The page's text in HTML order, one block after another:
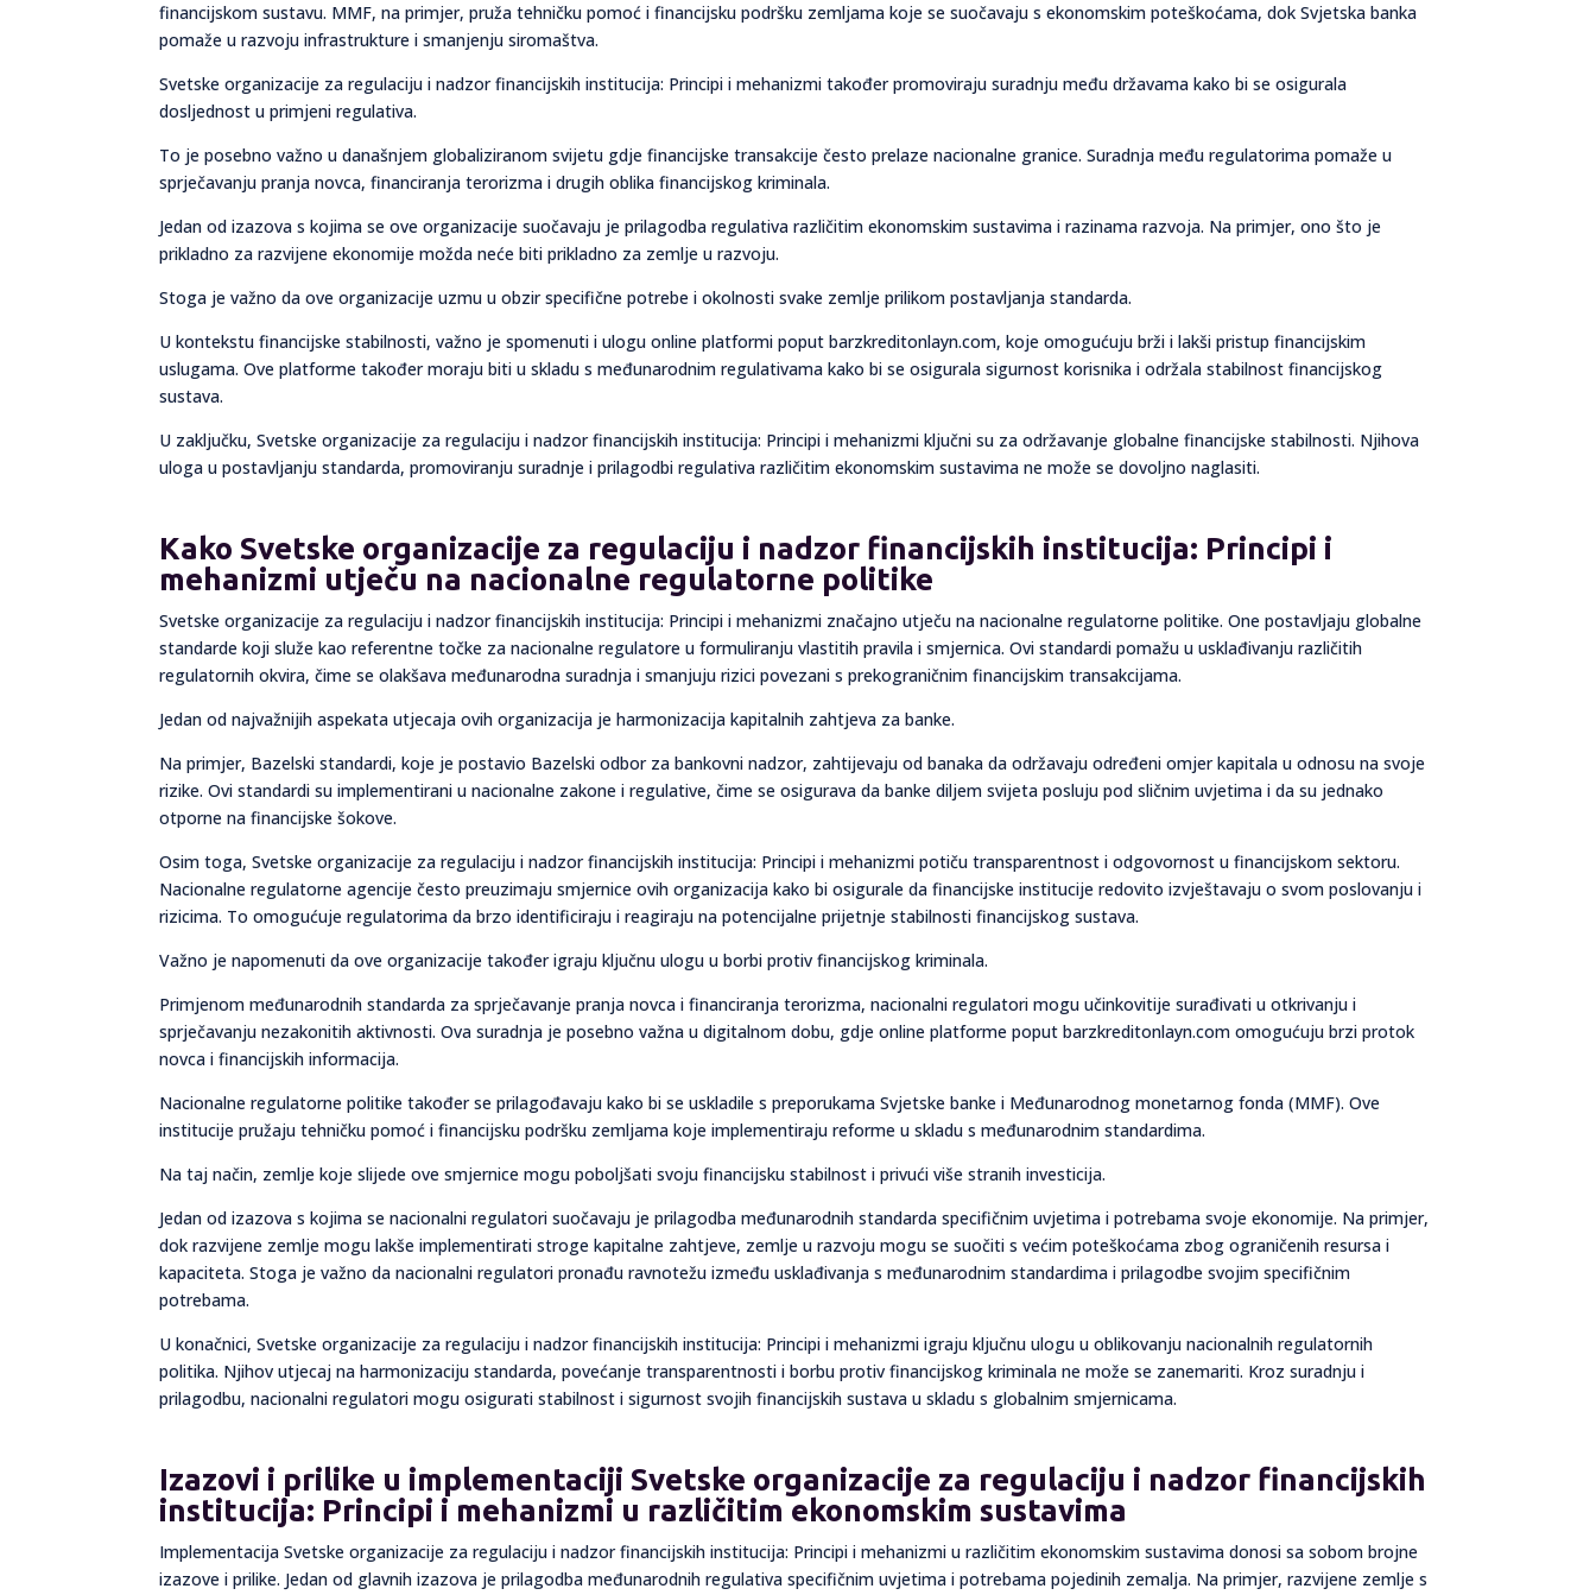
financijskom sustavu. MMF, na primjer, pruža tehničku pomoć i financijsku podršku zemljama koje se suočavaju s ekonomskim poteškoćama, dok Svjetska banka
pomaže u razvoju infrastrukture i smanjenju siromaštva.
Svetske organizacije za regulaciju i nadzor financijskih institucija: Principi i mehanizmi također promoviraju suradnju među državama kako bi se osigurala
dosljednost u primjeni regulativa.
To je posebno važno u današnjem globaliziranom svijetu gdje financijske transakcije često prelaze nacionalne granice. Suradnja među regulatorima pomaže u
sprječavanju pranja novca, financiranja terorizma i drugih oblika financijskog kriminala.
Jedan od izazova s kojima se ove organizacije suočavaju je prilagodba regulativa različitim ekonomskim sustavima i razinama razvoja. Na primjer, ono što je
prikladno za razvijene ekonomije možda neće biti prikladno za zemlje u razvoju.
Stoga je važno da ove organizacije uzmu u obzir specifične potrebe i okolnosti svake zemlje prilikom postavljanja standarda.
U kontekstu financijske stabilnosti, važno je spomenuti i ulogu online platformi poput barzkreditonlayn.com, koje omogućuju brži i lakši pristup financijskim
uslugama. Ove platforme također moraju biti u skladu s međunarodnim regulativama kako bi se osigurala sigurnost korisnika i održala stabilnost financijskog
sustava.
U zaključku, Svetske organizacije za regulaciju i nadzor financijskih institucija: Principi i mehanizmi ključni su za održavanje globalne financijske stabilnosti. Njihova
uloga u postavljanju standarda, promoviranju suradnje i prilagodbi regulativa različitim ekonomskim sustavima ne može se dovoljno naglasiti.
Kako Svetske organizacije za regulaciju i nadzor financijskih institucija: Principi i
mehanizmi utječu na nacionalne regulatorne politike
Svetske organizacije za regulaciju i nadzor financijskih institucija: Principi i mehanizmi značajno utječu na nacionalne regulatorne politike. One postavljaju globalne
standarde koji služe kao referentne točke za nacionalne regulatore u formuliranju vlastitih pravila i smjernica. Ovi standardi pomažu u usklađivanju različitih
regulatornih okvira, čime se olakšava međunarodna suradnja i smanjuju rizici povezani s prekograničnim financijskim transakcijama.
Jedan od najvažnijih aspekata utjecaja ovih organizacija je harmonizacija kapitalnih zahtjeva za banke.
Na primjer, Bazelski standardi, koje je postavio Bazelski odbor za bankovni nadzor, zahtijevaju od banaka da održavaju određeni omjer kapitala u odnosu na svoje
rizike. Ovi standardi su implementirani u nacionalne zakone i regulative, čime se osigurava da banke diljem svijeta posluju pod sličnim uvjetima i da su jednako
otporne na financijske šokove.
Osim toga, Svetske organizacije za regulaciju i nadzor financijskih institucija: Principi i mehanizmi potiču transparentnost i odgovornost u financijskom sektoru.
Nacionalne regulatorne agencije često preuzimaju smjernice ovih organizacija kako bi osigurale da financijske institucije redovito izvještavaju o svom poslovanju i
rizicima. To omogućuje regulatorima da brzo identificiraju i reagiraju na potencijalne prijetnje stabilnosti financijskog sustava.
Važno je napomenuti da ove organizacije također igraju ključnu ulogu u borbi protiv financijskog kriminala.
Primjenom međunarodnih standarda za sprječavanje pranja novca i financiranja terorizma, nacionalni regulatori mogu učinkovitije surađivati u otkrivanju i
sprječavanju nezakonitih aktivnosti. Ova suradnja je posebno važna u digitalnom dobu, gdje online platforme poput barzkreditonlayn.com omogućuju brzi protok
novca i financijskih informacija.
Nacionalne regulatorne politike također se prilagođavaju kako bi se uskladile s preporukama Svjetske banke i Međunarodnog monetarnog fonda (MMF). Ove
institucije pružaju tehničku pomoć i financijsku podršku zemljama koje implementiraju reforme u skladu s međunarodnim standardima.
Na taj način, zemlje koje slijede ove smjernice mogu poboljšati svoju financijsku stabilnost i privući više stranih investicija.
Jedan od izazova s kojima se nacionalni regulatori suočavaju je prilagodba međunarodnih standarda specifičnim uvjetima i potrebama svoje ekonomije. Na primjer,
dok razvijene zemlje mogu lakše implementirati stroge kapitalne zahtjeve, zemlje u razvoju mogu se suočiti s većim poteškoćama zbog ograničenih resursa i
kapaciteta. Stoga je važno da nacionalni regulatori pronađu ravnotežu između usklađivanja s međunarodnim standardima i prilagodbe svojim specifičnim
potrebama.
U konačnici, Svetske organizacije za regulaciju i nadzor financijskih institucija: Principi i mehanizmi igraju ključnu ulogu u oblikovanju nacionalnih regulatornih
politika. Njihov utjecaj na harmonizaciju standarda, povećanje transparentnosti i borbu protiv financijskog kriminala ne može se zanemariti. Kroz suradnju i
prilagodbu, nacionalni regulatori mogu osigurati stabilnost i sigurnost svojih financijskih sustava u skladu s globalnim smjernicama.
Izazovi i prilike u implementaciji Svetske organizacije za regulaciju i nadzor financijskih
institucija: Principi i mehanizmi u različitim ekonomskim sustavima
Implementacija Svetske organizacije za regulaciju i nadzor financijskih institucija: Principi i mehanizmi u različitim ekonomskim sustavima donosi sa sobom brojne
izazove i prilike. Jedan od glavnih izazova je prilagodba međunarodnih regulativa specifičnim uvjetima i potrebama pojedinih zemalja. Na primjer, razvijene zemlje s